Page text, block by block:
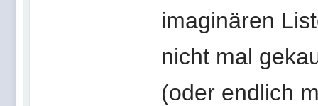
imaginären
nicht mal
(oder endlich